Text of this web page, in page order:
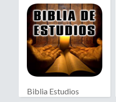
Biblia Estudios